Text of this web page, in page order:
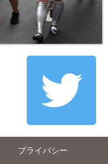
プライバシー